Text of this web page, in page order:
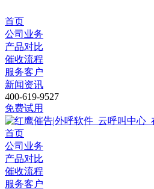
首页
公司业务
产品对比
催收流程
服务客户
新闻资讯
400-619-9527
免费试用
首页
公司业务
产品对比
催收流程
服务客户